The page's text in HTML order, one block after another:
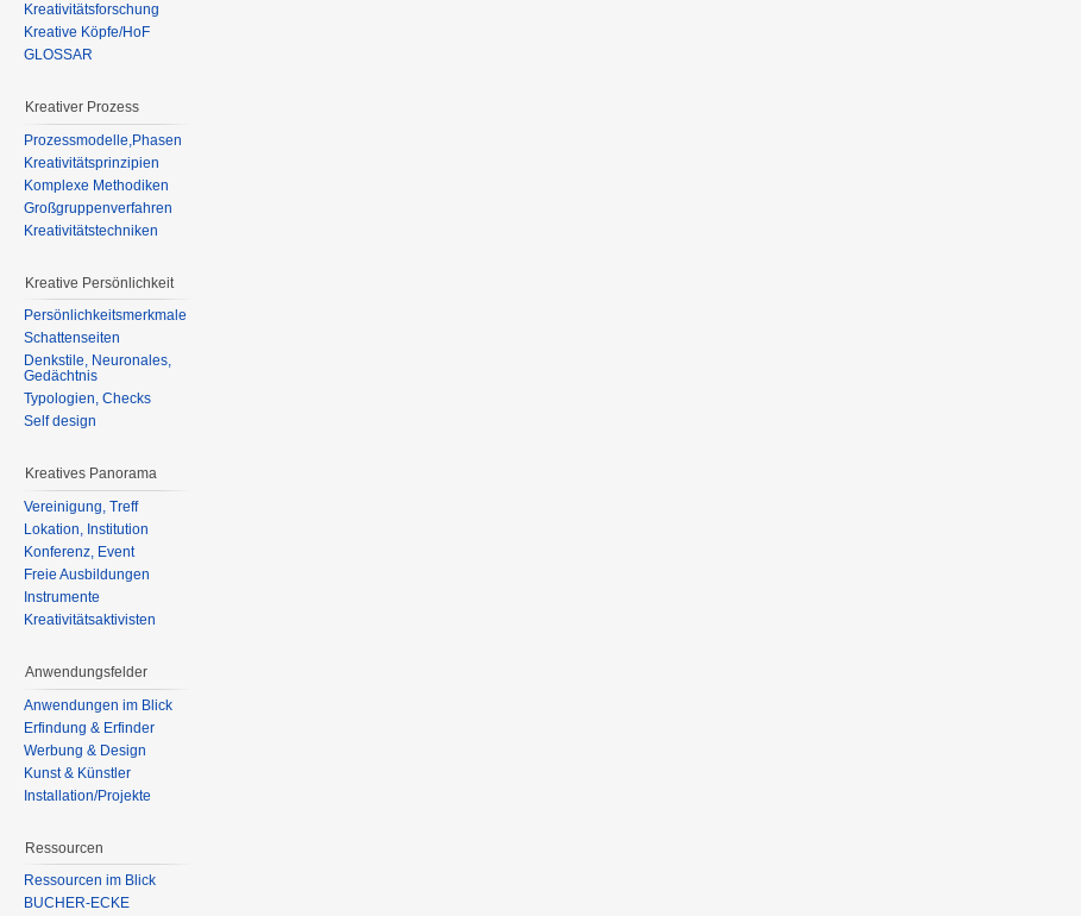
Kreativitätsforschung
Kreative Köpfe/HoF
GLOSSAR
Kreativer Prozess
Prozessmodelle,Phasen
Kreativitätsprinzipien
Komplexe Methodiken
Großgruppenverfahren
Kreativitätstechniken
Kreative Persönlichkeit
Persönlichkeitsmerkmale
Schattenseiten
Denkstile, Neuronales,
Gedächtnis
Typologien, Checks
Self design
Kreatives Panorama
Vereinigung, Treff
Lokation, Institution
Konferenz, Event
Freie Ausbildungen
Instrumente
Kreativitätsaktivisten
Anwendungsfelder
Anwendungen im Blick
Erfindung & Erfinder
Werbung & Design
Kunst & Künstler
Installation/Projekte
Ressourcen
Ressourcen im Blick
BÜCHER-ECKE